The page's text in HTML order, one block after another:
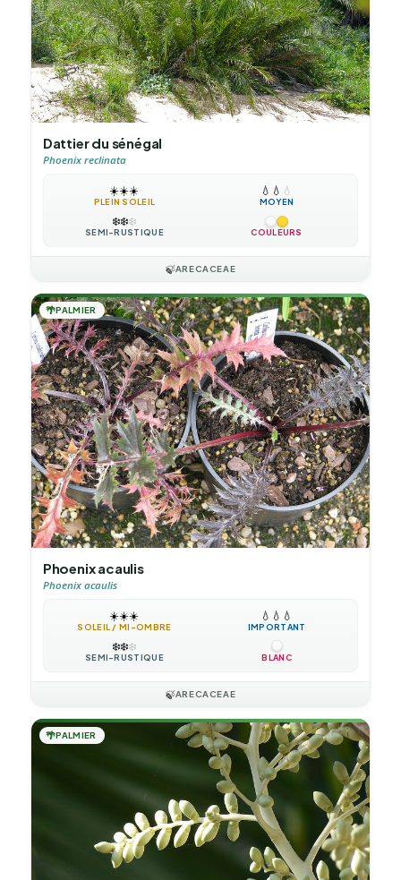
Dattier du sénégal
Phoenix reclinata
☀️☀️☀️
PLEIN SOLEIL
💧 💧 💧
MOYEN
❄️❄️❄️
SEMI-RUSTIQUE COULEURS
🍃ARECACEAE
🌴PALMIER
Phoenix acaulis
Phoenix acaulis
☀️☀️☀️
SOLEIL / MI-OMBRE
💧 💧 💧
IMPORTANT
❄️❄️❄️
SEMI-RUSTIQUE BLANC
🍃ARECACEAE
🌴PALMIER